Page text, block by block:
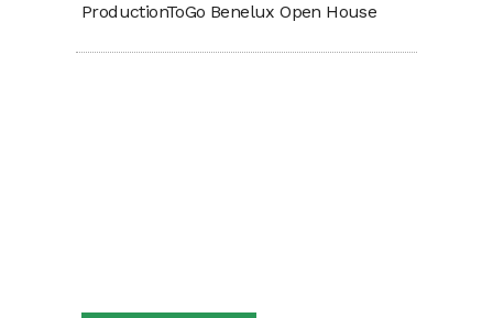
ProductionToGo Benelux Open House